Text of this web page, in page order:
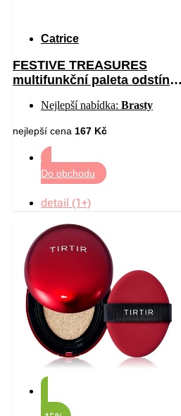
Catrice
FESTIVE TREASURES
multifunkční paleta odstín
Nejlepší nabídka: Brasty
nejlepší cena 167 Kč
Do obchodu
detail (1+)